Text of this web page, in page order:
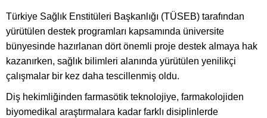
Türkiye Sağlık Enstitüleri Başkanlığı (TÜSEB) tarafından
yürütülen destek programları kapsamında üniversite
bünyesinde hazırlanan dört önemli proje destek almaya hak
kazanırken, sağlık bilimleri alanında yürütülen yenilikçi
çalışmalar bir kez daha tescillenmiş oldu.
Diş hekimliğinden farmasötik teknolojiye, farmakolojiden
biyomedikal araştırmalara kadar farklı disiplinlerde